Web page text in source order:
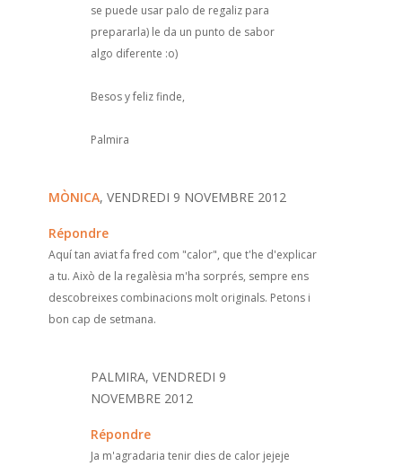
se puede usar palo de regaliz para
prepararla) le da un punto de sabor
algo diferente :o)
Besos y feliz finde,
Palmira
MÒNICA, VENDREDI 9 NOVEMBRE 2012
Répondre
Aquí tan aviat fa fred com "calor", que t'he d'explicar
a tu. Això de la regalèsia m'ha sorprés, sempre ens
descobreixes combinacions molt originals. Petons i
bon cap de setmana.
PALMIRA, VENDREDI 9
NOVEMBRE 2012
Répondre
Ja m'agradaria tenir dies de calor jejeje